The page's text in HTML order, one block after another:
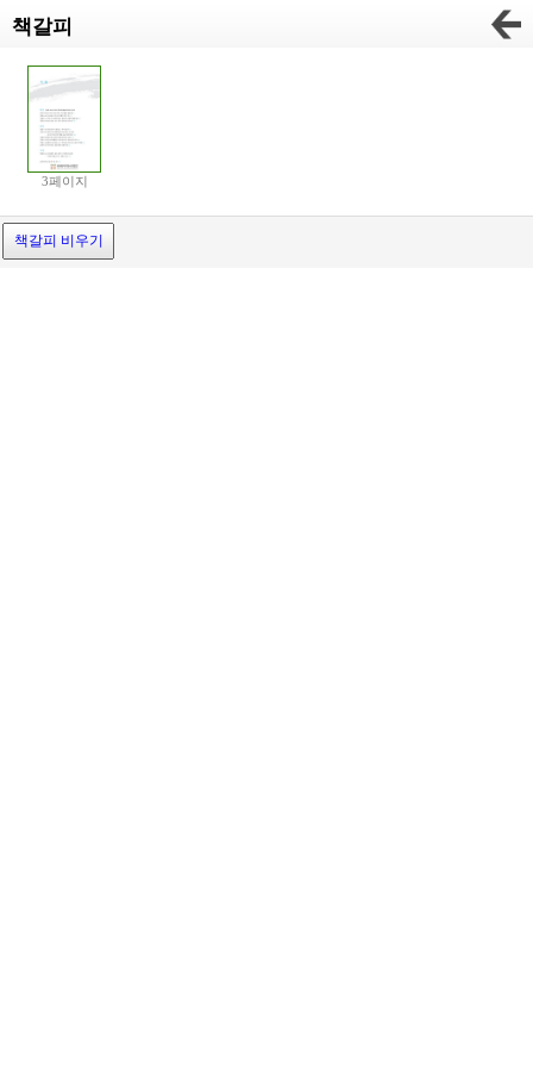
책갈피
3페이지
책갈피 비우기